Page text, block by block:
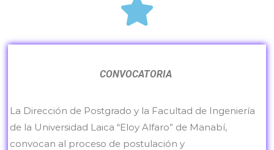
CONVOCATORIA
La Dirección de Postgrado y la Facultad de Ingeniería
de la Universidad Laica “Eloy Alfaro” de Manabí,
convocan al proceso de postulación y